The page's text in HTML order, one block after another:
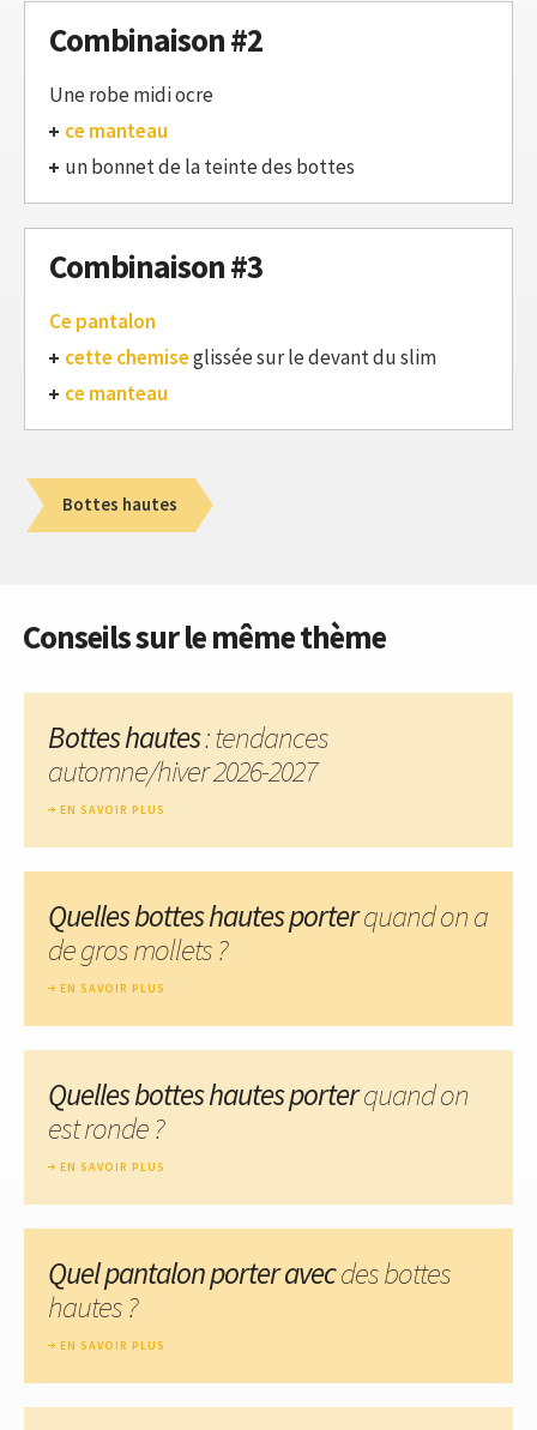
Combinaison #2
Une robe midi ocre
ce manteau
un bonnet de la teinte des bottes
Combinaison #3
Ce pantalon
cette chemiseglissée sur le devant du slim
ce manteau
Bottes hautes
Conseils sur le même thème
Bottes hautes: tendances
automne/hiver 2026-2027
EN SAVOIR PLUS
Quelles bottes hautes porterquand on a
de gros mollets ?
EN SAVOIR PLUS
Quelles bottes hautes porterquand on
est ronde ?
EN SAVOIR PLUS
Quel pantalon porter avecdes bottes
hautes ?
EN SAVOIR PLUS